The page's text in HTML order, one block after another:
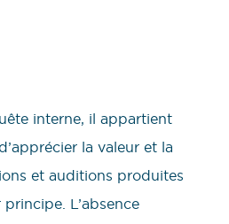
interne, il appartient
la valeur et la
et auditions produites
L’absence